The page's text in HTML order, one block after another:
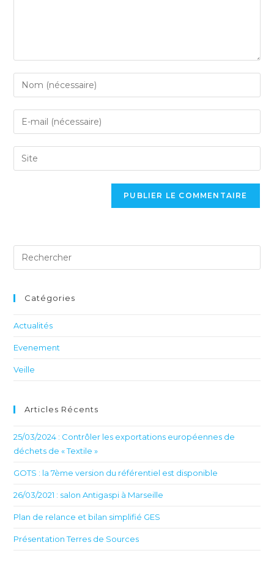
Catégories
Actualités
Evenement
Veille
Articles Récents
25/03/2024 : Contrôler les exportations européennes de
déchets de « Textile »
GOTS : la 7ème version du référentiel est disponible
26/03/2021 : salon Antigaspi à Marseille
Plan de relance et bilan simplifié GES
Présentation Terres de Sources